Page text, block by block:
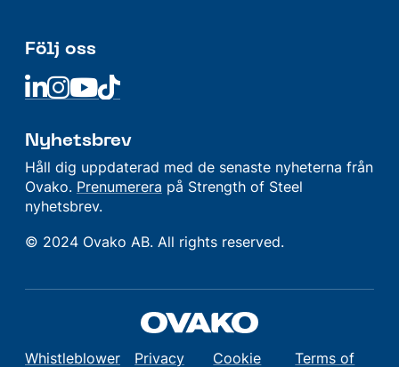
Följ oss
Linkedin
Linkedin
LinkedinLinkedin
Nyhetsbrev
Håll dig uppdaterad med de senaste nyheterna från
Ovako. Prenumerera på Strength of Steel
nyhetsbrev.
© 2024 Ovako AB. All rights reserved.
Whistleblower Privacy Cookie Terms of